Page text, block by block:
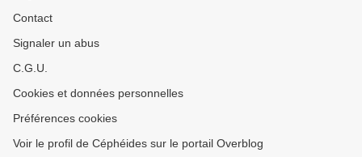
Contact
Signaler un abus
C.G.U.
Cookies et données personnelles
Préférences cookies
Voir le profil de Céphéides sur le portail Overblog